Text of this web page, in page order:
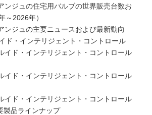
ンジュの住宅用バルブの世界販売台数お
～2026年）
ンジュの主要ニュースおよび最新動向
ド・インテリジェント・コントロール
イド・インテリジェント・コントロール
イド・インテリジェント・コントロール
イド・インテリジェント・コントロール
製品ラインナップ